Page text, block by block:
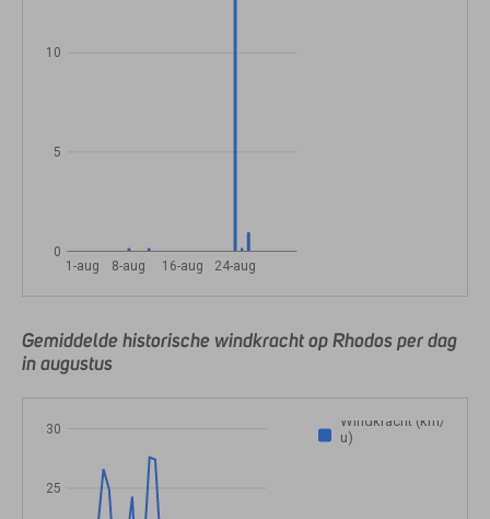
1-aug 8-aug 16-aug 24-aug
0
5
10
Gemiddelde historische windkracht op Rhodos per dag
in augustus
Windkracht (km/
u)
25
30